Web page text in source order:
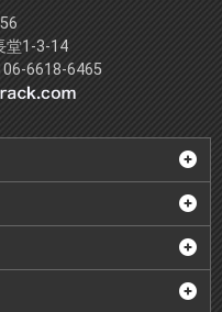
堂1-3-14
06-6618-6465